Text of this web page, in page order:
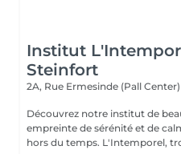
Institut
Steinfort
2A, Rue Ermesinde (Pall Center)
Découvrez notre institut de
empreinte de sérénité et de
hors du temps.